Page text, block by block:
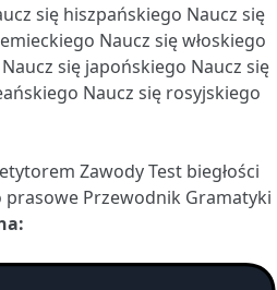
się hiszpańskiego Naucz się
Naucz się włoskiego
Naucz się japońskiego Naucz się
Naucz się rosyjskiego
ZawodyTest biegłości
prasowe Przewodnik Gramatyki